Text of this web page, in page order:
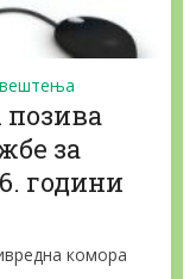
позива
за
години
кoмора